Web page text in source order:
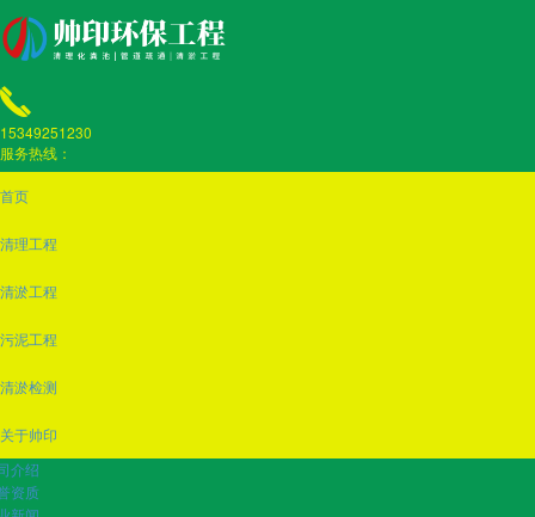
15349251230
服务热线：
首页
清理工程
清淤工程
污泥工程
清淤检测
关于帅印
介绍
资质